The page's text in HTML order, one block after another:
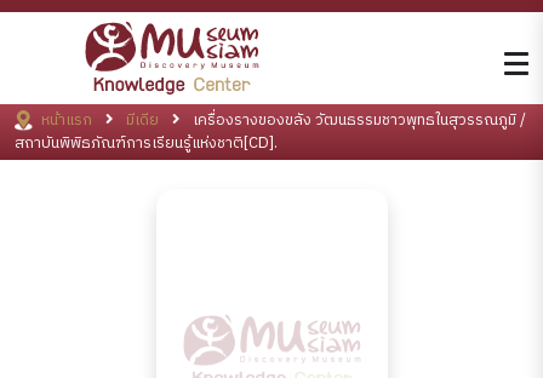
หน้าแรก มีเดีย
เครื่องรางของขลัง วัฒนธรรมชาวพุทธในสุวรรณภูมิ /
สถาบันพิพิธภัณฑ์การเรียนรู้แห่งชาติ[CD].